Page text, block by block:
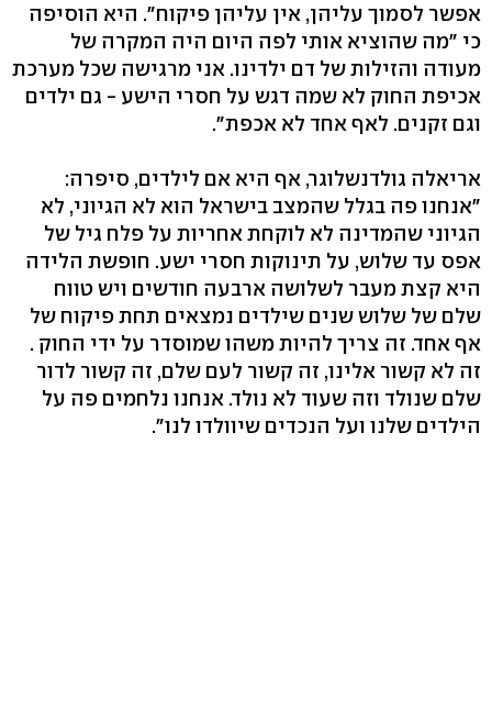
אפשר לסמוך עליהן, אין עליהן פיקוח". היא הוסיפה
כי "מה שהוציא אותי לפה היום היה המקרה של
מעודה והזילות של דם ילדינו. אני מרגישה שכל מערכת
אכיפת החוק לא שמה דגש על חסרי הישע - גם ילדים
וגם זקנים. לאף אחד לא אכפת".
אריאלה גולדנשלוגר, אף היא אם לילדים, סיפרה:
"אנחנו פה בגלל שהמצב בישראל הוא לא הגיוני, לא
הגיוני שהמדינה לא לוקחת אחריות על פלח גיל של
אפס עד שלוש, על תינוקות חסרי ישע. חופשת הלידה
היא קצת מעבר לשלושה ארבעה חודשים ויש טווח
שלם של שלוש שנים שילדים נמצאים תחת פיקוח של
אף אחד. זה צריך להיות משהו שמוסדר על ידי החוק .
זה לא קשור אלינו, זה קשור לעם שלם, זה קשור לדור
שלם שנולד וזה שעוד לא נולד. אנחנו נלחמים פה על
הילדים שלנו ועל הנכדים שיוולדו לנו".